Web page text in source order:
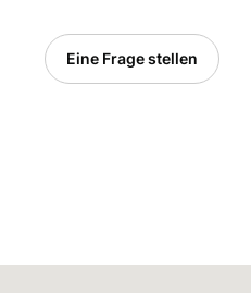
Eine Frage stellen